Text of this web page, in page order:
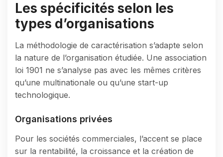
Les spécificités selon les
types d’organisations
La méthodologie de caractérisation s’adapte selon
la nature de l’organisation étudiée. Une association
loi 1901 ne s’analyse pas avec les mêmes critères
qu’une multinationale ou qu’une start-up
technologique.
Organisations privées
Pour les sociétés commerciales, l’accent se place
sur la rentabilité, la croissance et la création de